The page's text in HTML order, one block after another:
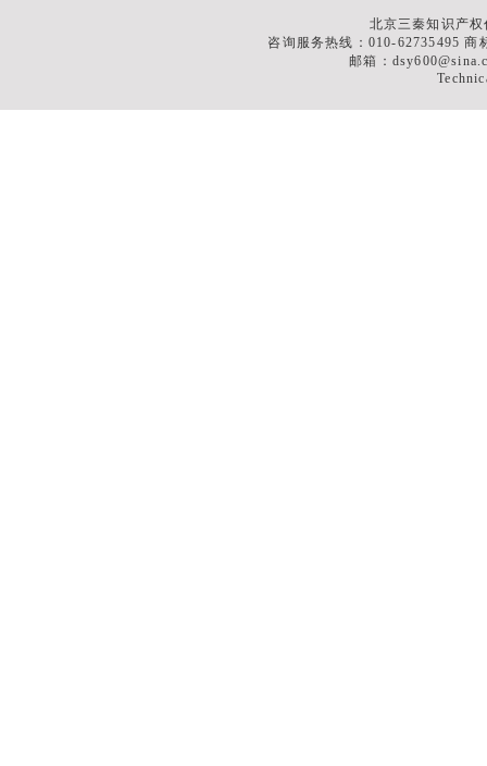
北京三秦知识产
咨询服务热线：010-62735495 商
邮箱：